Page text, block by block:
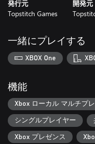
発行元
Topstitch Games
開発元
一緒にプレイする
XBOX One
機能
Xbox ローカル マルチプ
シングルプレイヤー
Xbox プレゼンス